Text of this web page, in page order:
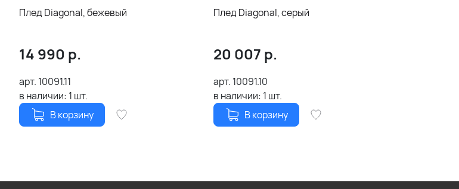
Плед Diagonal, бежевый
14 990 р.
арт. 10091.11
в наличии: 1 шт.
В корзину
Плед Diagonal, серый
20 007 р.
арт. 10091.10
в наличии: 1 шт.
В корзину